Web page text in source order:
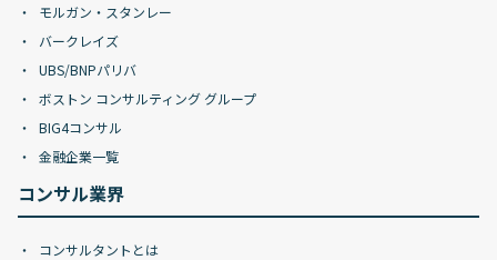
モルガン・スタンレー
バークレイズ
UBS/BNPパリバ
ボストン コンサルティング グループ
BIG4コンサル
金融企業一覧
コンサル業界
コンサルタントとは